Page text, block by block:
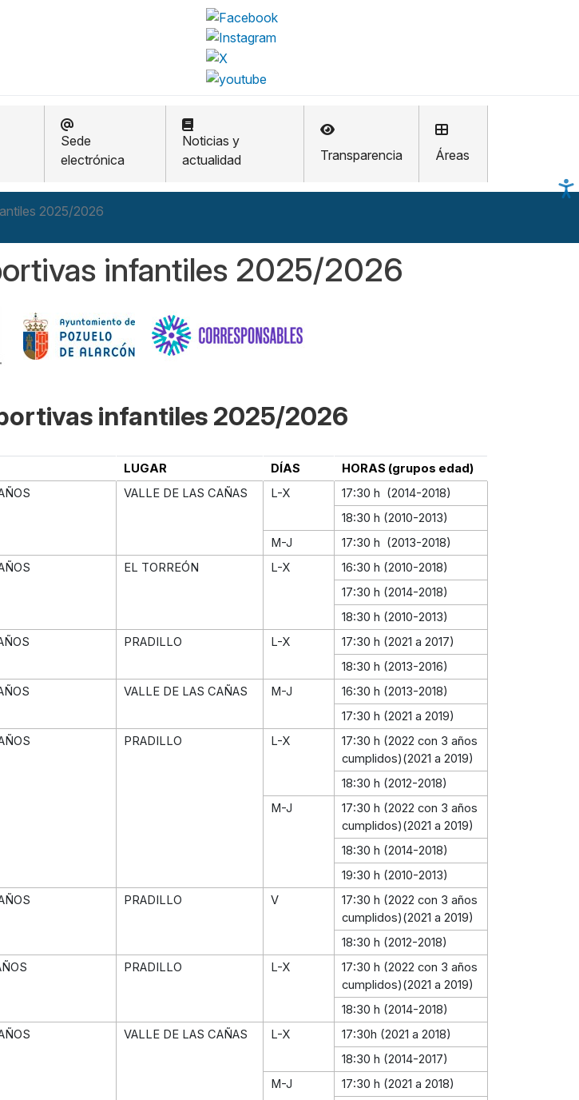
Sede
electrónica
Noticias y
actualidad
Transparencia Áreas
2025/2026
infantiles 2025/2026
infantiles 2025/2026
LUGAR DÍAS
HORAS (grupos edad)
VALLE DE LAS CAÑAS L-X
17:30 h (2014-2018)
18:30 h (2010-2013)
M-J
17:30 h (2013-2018)
EL TORREÓN L-X
16:30 h (2010-2018)
17:30 h (2014-2018)
18:30 h (2010-2013)
PRADILLO L-X
17:30 h (2021 a 2017)
18:30 h (2013-2016)
VALLE DE LAS CAÑAS M-J
16:30 h (2013-2018)
17:30 h (2021 a 2019)
PRADILLO L-X
17:30 h (2022 con 3 años
cumplidos)(2021 a 2019)
18:30 h (2012-2018)
M-J
17:30 h (2022 con 3 años
cumplidos)(2021 a 2019)
18:30 h (2014-2018)
19:30 h (2010-2013)
PRADILLO V
17:30 h (2022 con 3 años
cumplidos)(2021 a 2019)
18:30 h (2012-2018)
PRADILLO L-X
17:30 h (2022 con 3 años
cumplidos)(2021 a 2019)
18:30 h (2014-2018)
VALLE DE LAS CAÑAS L-X
17:30h (2021 a 2018)
18:30 h (2014-2017)
M-J
17:30 h (2021 a 2018)